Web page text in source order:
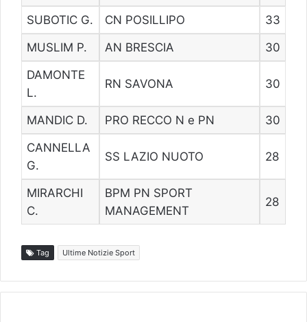
SUBOTIC G. CN POSILLIPO
33
MUSLIM P.
AN BRESCIA
30
DAMONTE
L.
RN SAVONA 30
MANDIC D. PRO RECCO N e PN
30
CANNELLA
G.
SS LAZIO NUOTO 28
MIRARCHI
C.
BPM PN SPORT
MANAGEMENT
28
Tag Ultime Notizie Sport